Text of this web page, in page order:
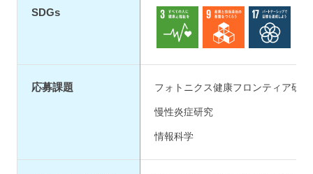
SDGs 3.保健 9.イノベーション
17.実施手段
応募課題 フォトニクス健康フロンティア研
慢性炎症研究
情報科学